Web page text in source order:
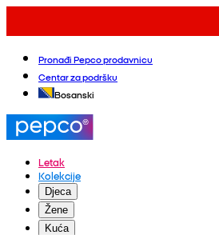
Pronađi Pepco prodavnicu
Centar za podršku
Bosanski
Letak
Kolekcije
Djeca
Žene
Kuća